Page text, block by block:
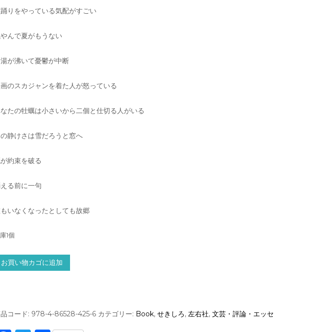
りをやっている気配がすごい
んで夏がもうない
が沸いて憂鬱が中断
のスカジャンを着た人が怒っている
たの牡蠣は小さいから二個と仕切る人がいる
静けさは雪だろうと窓へ
約束を破る
る前に一句
いなくなったとしても故郷
1個
お買い物カゴに追加
コード: 978-4-86528-425-6 カテゴリー: Book, せきしろ, 左右社, 文芸・評論・エッセ